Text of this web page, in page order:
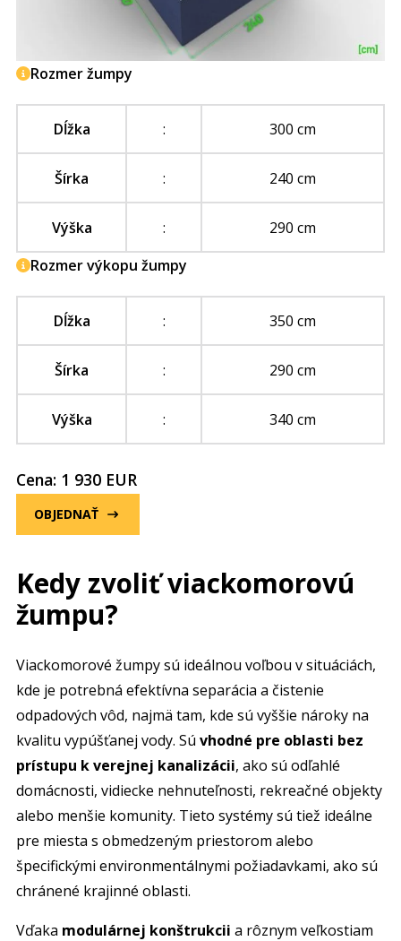
Rozmer žumpy
Dĺžka : 300 cm
Šírka : 240 cm
Výška :
290 cm
Rozmer výkopu žumpy
Dĺžka : 350 cm
Šírka : 290 cm
Výška : 340 cm
Cena: 1 930 EUR
OBJEDNAŤ
Kedy zvoliť viackomorovú
žumpu?
Viackomorové žumpy sú ideálnou voľbou v situáciách,
kde je potrebná efektívna separácia a čistenie
odpadových vôd, najmä tam, kde sú vyššie nároky na
kvalitu vypúšťanej vody. Sú vhodné pre oblasti bez
prístupu k verejnej kanalizácii, ako sú odľahlé
domácnosti, vidiecke nehnuteľnosti, rekreačné objekty
alebo menšie komunity. Tieto systémy sú tiež ideálne
pre miesta s obmedzeným priestorom alebo
špecifickými environmentálnymi požiadavkami, ako sú
chránené krajinné oblasti.
Vďaka modulárnej konštrukcii a rôznym veľkostiam